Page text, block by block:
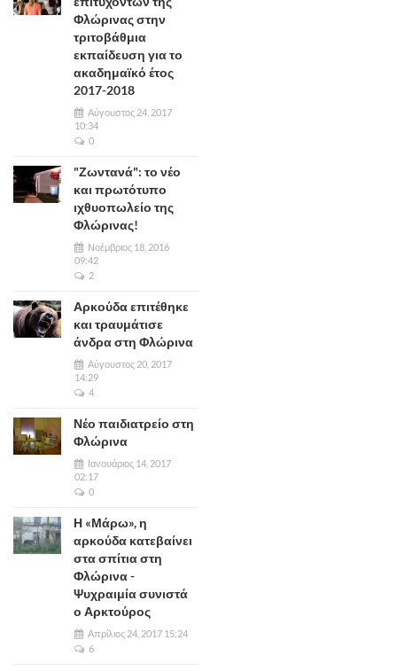
Φλώρινας στην
τριτοβάθμια
εκπαίδευση για το
ακαδημαϊκό έτος
2017-2018
Αύγουστος 24, 2017
10:34
0
"Ζωντανά": το νέο
και πρωτότυπο
ιχθυοπωλείο της
Φλώρινας!
Νοέμβριος 18, 2016
09:42
2
Αρκούδα επιτέθηκε
και τραυμάτισε
άνδρα στη Φλώρινα
Αύγουστος 20, 2017
14:29
4
Νέο παιδιατρείο στη
Φλώρινα
Ιανουάριος 14, 2017
02:17
0
Η «Μάρω», η
αρκούδα κατεβαίνει
στα σπίτια στη
Φλώρινα -
Ψυχραιμία συνιστά
ο Αρκτούρος
Απρίλιος 24, 2017 15:24
6